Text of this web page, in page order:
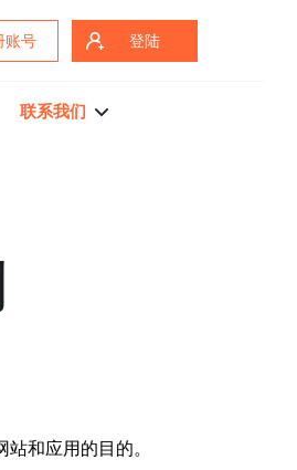
账号 登陆
联系我们
和应用的目的。